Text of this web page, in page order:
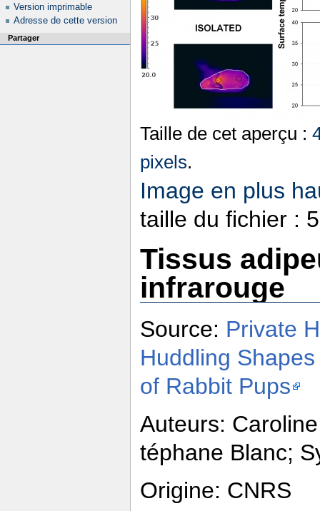
Taille de cet aperçu :
pixels.
Image en plus
taille du fichier :
Tissus
infrarouge
Source: Private
Huddling
of Rabbit Pups
Auteurs:
téphane Blanc;
Origine: CNRS
Version imprimable
Adresse de cette version
Partager